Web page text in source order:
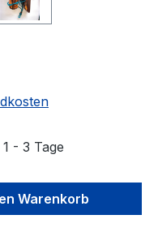
- 3 Tage
Warenkorb